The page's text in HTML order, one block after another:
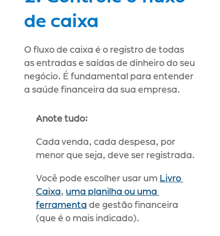
de caixa
O fluxo de caixa é o registro de todas
as entradas e saídas de dinheiro do seu
negócio. É fundamental para entender
a saúde financeira da sua empresa.
Anote tudo:
Cada venda, cada despesa, por
Você pode escolher usar um Livro
Caixa, uma planilha ou uma
ferramenta de gestão financeira
(que é o mais indicado).